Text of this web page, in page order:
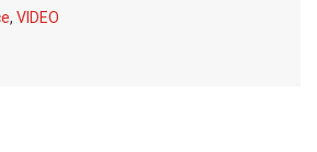
, VIDEO